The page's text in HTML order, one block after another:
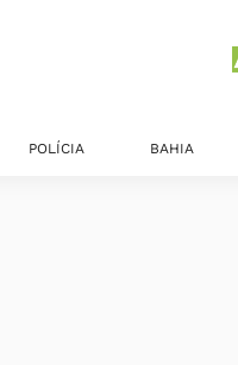
POLÍCIA BAHIA